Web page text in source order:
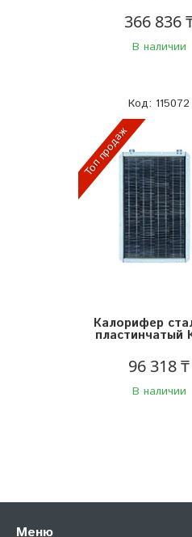
366 836
В наличии
115072
Топ продаж
Калорифер
пластинчатый
96 318 ₸
В наличии
Меню